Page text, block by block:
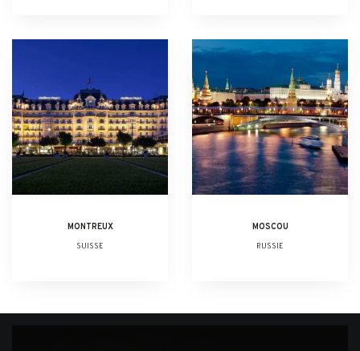
MONTREUX
SUISSE
MOSCOU
RUSSIE